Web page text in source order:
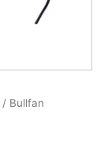
/ Bullfan